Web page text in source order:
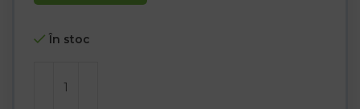
În stoc